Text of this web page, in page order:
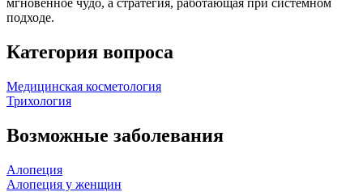
подходе.
Категория вопроса
Медицинская косметология
Трихология
Возможные заболевания
Алопеция
Алопеция у женщин